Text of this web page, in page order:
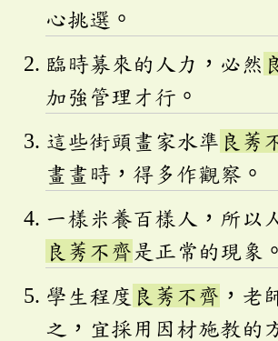
心挑選。
臨時募來的人力，必然
加強管理才行。
這些街頭畫家水準 良莠
畫畫時，得多作觀察。
一樣米養百樣人，所以
良莠不齊是正常的現象。
學生程度 良莠不齊 ，老
之，宜採用因材施教的